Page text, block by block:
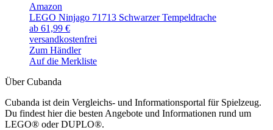
Amazon
LEGO Ninjago 71713 Schwarzer Tempeldrache
ab 61,99 €
versandkostenfrei
Zum Händler
Auf die Merkliste
Über Cubanda
Cubanda ist dein Vergleichs- und Informationsportal für Spielzeug.
Du findest hier die besten Angebote und Informationen rund um
LEGO® oder DUPLO®.